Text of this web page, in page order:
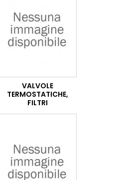
VALVOLE
TERMOSTATICHE,
FILTRI